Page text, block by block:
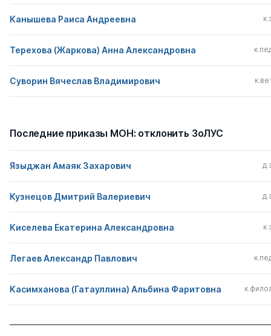
Канышева Раиса Андреевна
Терехова (Жаркова) Анна Александровна
Суворин Вячеслав Владимирович
Последние приказы МОН: отклонить ЗоЛУС
Языджан Амаяк Захарович
Кузнецов Дмитрий Валериевич
Киселева Екатерина Александровна
Легаев Александр Павлович
Касимханова (Гатауллина) Альбина Фаритовна